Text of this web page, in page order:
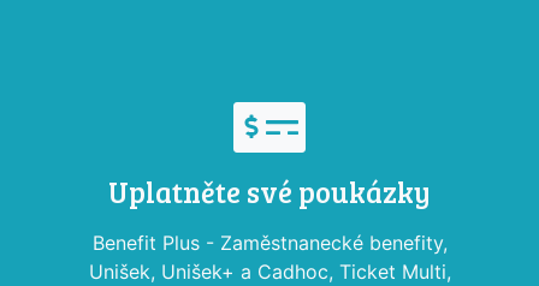
Uplatněte své poukázky
Benefit Plus - Zaměstnanecké benefity,
Unišek, Unišek+ a Cadhoc, Ticket Multi,